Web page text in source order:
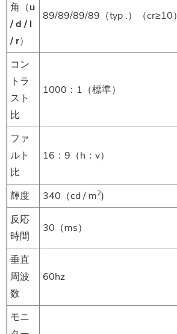
角（u
/ d / l
/ r）
89/89/89/89（typ .）（cr≥10）
コン
トラ
スト
比
1000：1（標準）
ファ
ルト
比
16：9（h：v）
輝度 340（cd / m2)
反応
時間
30（ms）
垂直
周波
数
60hz
モニ